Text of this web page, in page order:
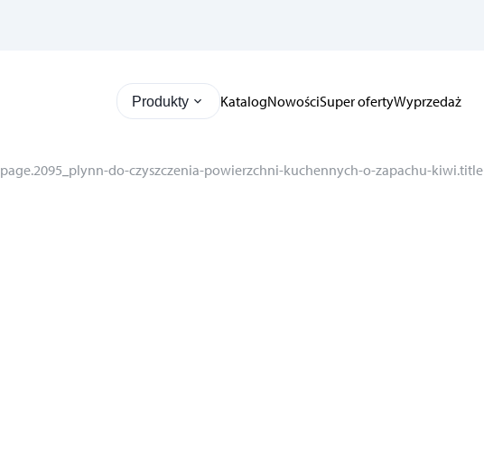
Produkty KatalogNowościSuper ofertyWyprzedaż
page.2095_plynn-do-czyszczenia-powierzchni-kuchennych-o-zapachu-kiwi.title